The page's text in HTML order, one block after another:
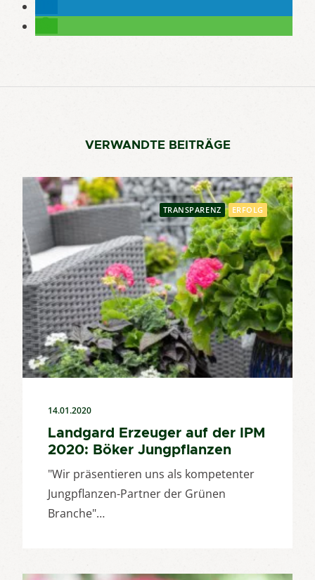
VERWANDTE BEITRÄGE
TRANSPARENZ ERFOLG
14.01.2020
Landgard Erzeuger auf der IPM
2020: Böker Jungpflanzen
"Wir präsentieren uns als kompetenter
Jungpflanzen-Partner der Grünen
Branche"…